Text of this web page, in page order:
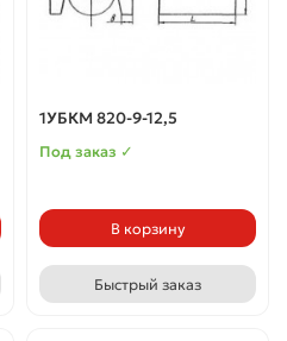
1УБКМ 820-9-12,5
Под заказ ✓
В корзину
Быстрый заказ